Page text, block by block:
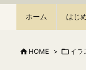
ホーム はじ
 HOME > イラ